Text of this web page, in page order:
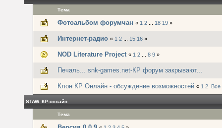
Тема
Фотоальбом форумчан « 1 2 18 19 »
Интернет-радио « 1 2 15 16 »
NOD Literature Project « 1 2 8 9 »
Печаль... snk-games.net-КР форум закрывают...
Клон КР Онлайн - обсуждение возможностей « 1 2 Все
STAW. КР-онлайн
Тема